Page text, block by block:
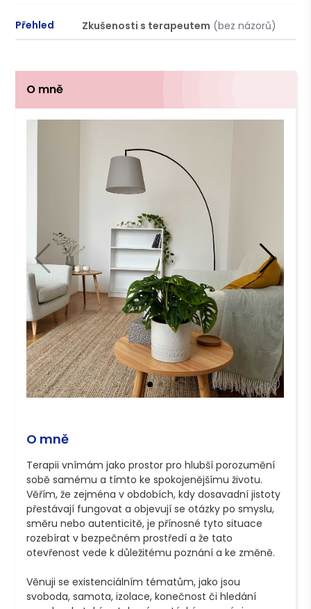
Přehled Zkušenosti s terapeutem (bez názorů)
O mně
O mně
Terapii vnímám jako prostor pro hlubší porozumění
sobě samému a tímto ke spokojenějšímu životu.
Věřím, že zejména v obdobích, kdy dosavadní jistoty
přestávají fungovat a objevují se otázky po smyslu,
směru nebo autenticitě, je přínosné tyto situace
rozebírat v bezpečném prostředí a že tato
otevřenost vede k důležitému poznání a ke změně.
Věnuji se existenciálním tématům, jako jsou
svoboda, samota, izolace, konečnost či hledání